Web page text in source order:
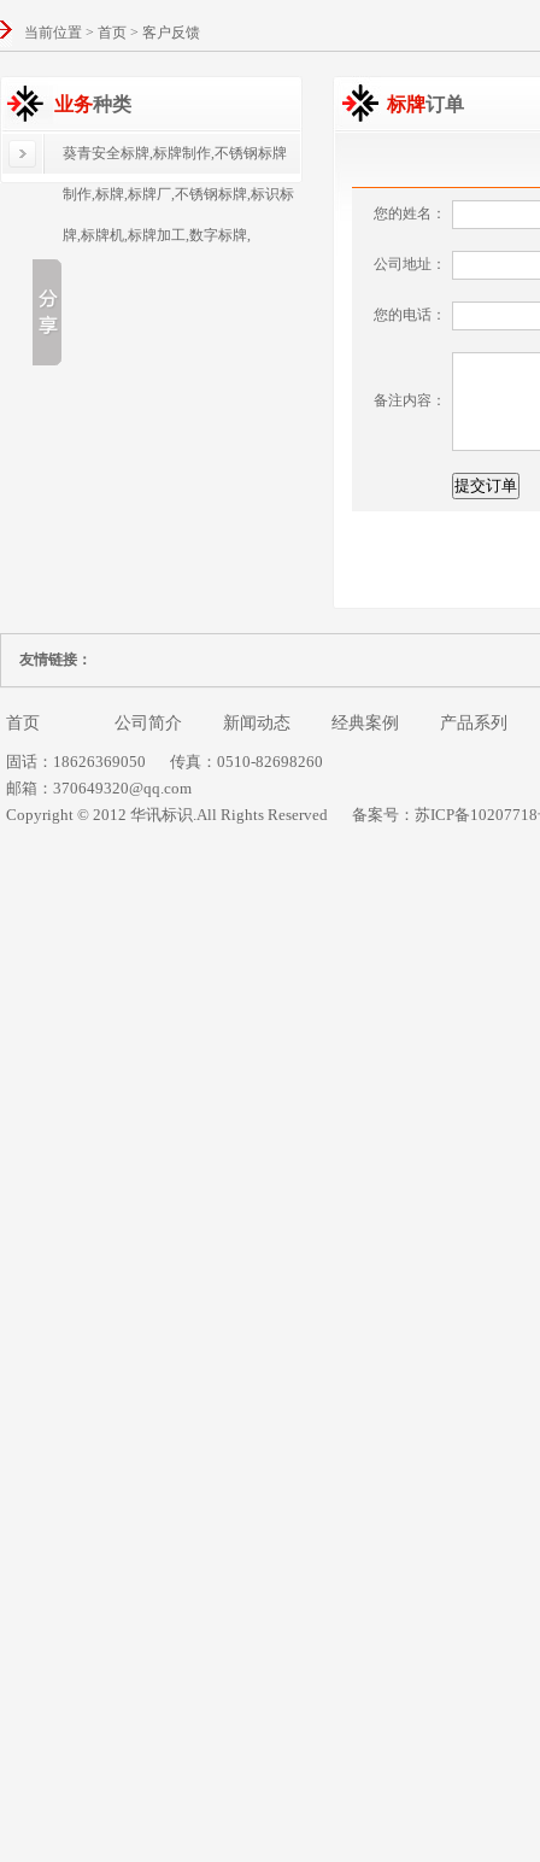
当前位置 > 首页 > 客户反馈
业务种类
葵青安全标牌,标牌制作,不锈钢标牌
制作,标牌,标牌厂,不锈钢标牌,标识标
牌,标牌机,标牌加工,数字标牌,
标牌订单
您的姓名：
公司地址：
您的电话：
备注内容：
友情链接：
首页 公司简介 新闻动态 经典案例 产品系列
固话：18626369050
传真：0510-82698260
邮箱：370649320@qq.com
Copyright © 2012 华讯标识.All Rights Reserved
备案号：苏ICP备